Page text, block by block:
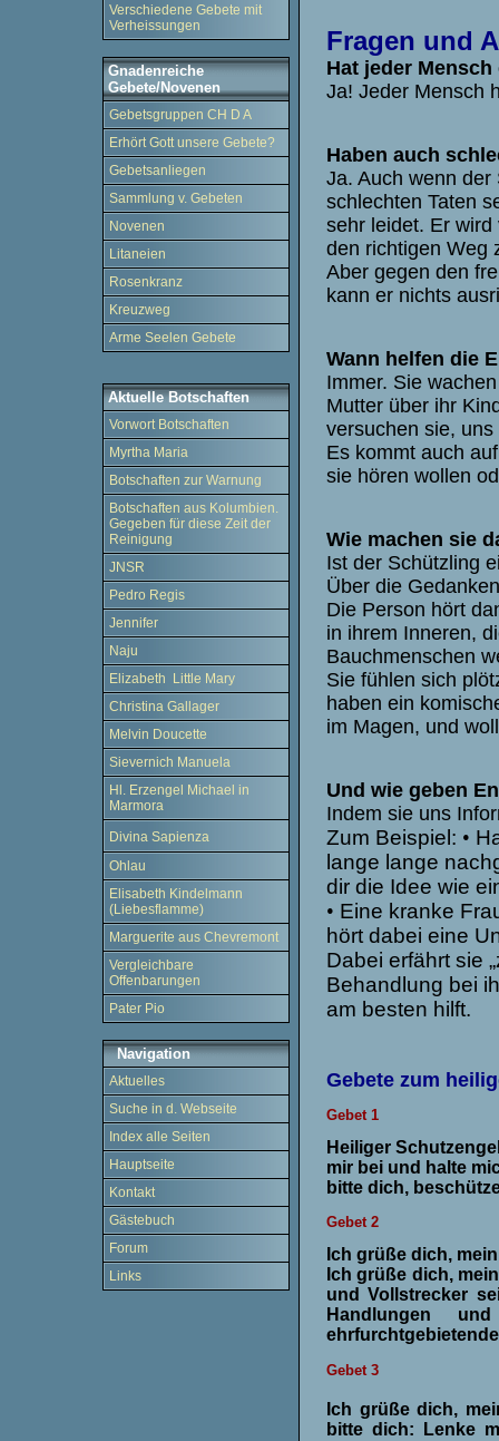
Verschiedene Gebete mit
Verheissungen
Gnadenreiche
Gebete/Novenen
Gebetsgruppen CH D A
Erhört Gott unsere Gebete?
Gebetsanliegen
Sammlung v. Gebeten
Novenen
Litaneien
Rosenkranz
Kreuzweg
Arme Seelen Gebete
Aktuelle Botschaften
Vorwort Botschaften
Myrtha Maria
Botschaften zur Warnung
Botschaften aus Kolumbien.
Gegeben für diese Zeit der
Reinigung
JNSR
Pedro Regis
Jennifer
Naju
Elizabeth Little Mary
Christina Gallager
Melvin Doucette
Sievernich Manuela
Hl. Erzengel Michael in
Marmora
Divina Sapienza
Ohlau
Elisabeth Kindelmann
(Liebesflamme)
Marguerite aus Chevremont
Vergleichbare
Offenbarungen
Pater Pio
Navigation
Aktuelles
Suche in d. Webseite
Index alle Seiten
Hauptseite
Kontakt
Gästebuch
Forum
Links
Fragen und
Hat jeder
Ja! Jeder Mensch
Haben auch
Ja. Auch wenn
schlechten Taten
sehr leidet. Er
den richtigen Weg
Aber gegen den
kann er nichts
Wann helfen die
Immer. Sie
Mutter über ihr
versuchen sie,
Es kommt auch
sie hören wollen
Wie machen sie
Ist der Schützling
Über die
Die Person hört
in ihrem Inneren,
Bauchmenschen
Sie fühlen sich
haben ein
im Magen, und
Und wie geben
Indem sie uns
Zum Beispiel: •
lange lange
dir die Idee wie
• Eine kranke
hört dabei eine
Dabei erfährt sie
Behandlung bei
am besten hilft.
Gebete zum
Gebet 1
Heiliger
mir bei und halte
bitte dich,
Gebet 2
Ich grüße dich,
Ich grüße dich,
und Vollstrecker
Handlungen
Gebet 3
Ich grüße dich,
bitte dich: Lenke